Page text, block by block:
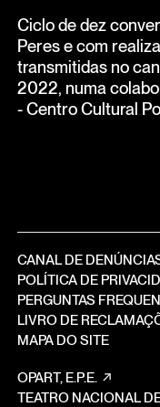
Ciclo de dez
Peres e com
transmitidas no
2022, numa
- Centro Cultural
CANAL DE
POLÍTICA DE
PERGUNTAS
LIVRO DE
MAPA DO SITE
OPART, E.P.E.
TEATRO NACIONAL